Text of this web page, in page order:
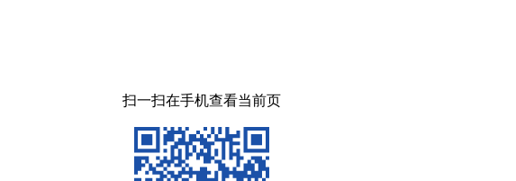
扫一扫在手机查看当前页